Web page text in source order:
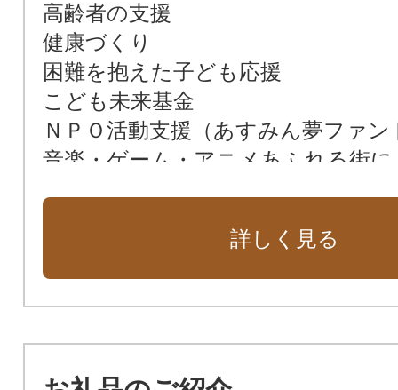
高齢者の支援
健康づくり
困難を抱えた子ども応援
こども未来基金
ＮＰＯ活動支援（あすみん夢ファン
音楽・ゲーム・アニメあふれる街に
図書館
博物館や文化財保護を応援
詳しく見る